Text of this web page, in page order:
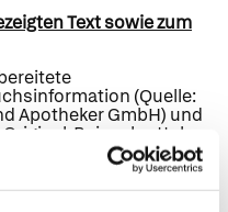
Text sowie zum
(Quelle:
Apotheker GmbH) und
Beipackzettels
Information und